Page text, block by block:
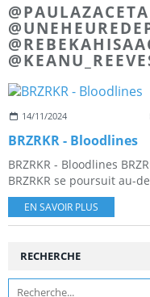
14/11/2024
BRZRKR - Bloodlines
BRZRKR - Bloodlines
BRZRKR se poursuit au-
EN SAVOIR PLUS
RECHERCHE